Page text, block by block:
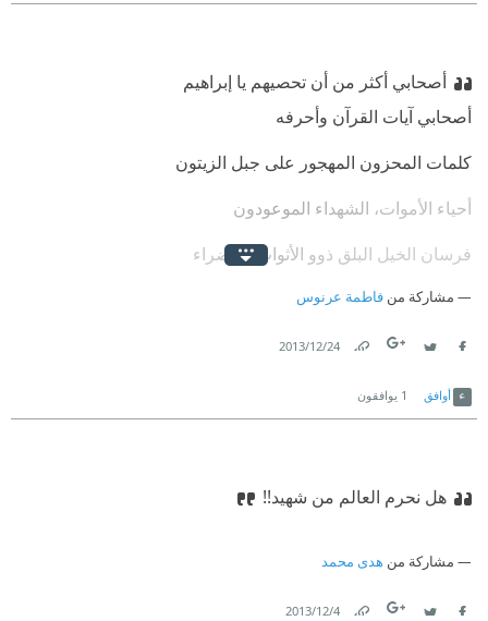
أصحابي أكثر من أن تحصيهم يا إبراهيم
أصحابي آيات القرآن وأحرفه
كلمات المحزون المهجور على جبل الزيتون
أحياء الأموات، الشهداء الموعودون
فرسان الخيل البلق ذوو الأثواب الخضراء
آلاف المظلومين المنكسرين
مشاركة من فاطمة عرنوس
24‏/12‏/2013
أوافق 1 يوافقون
هل نحرم العالم من شهيد!!
مشاركة من هدى محمد
4‏/12‏/2013